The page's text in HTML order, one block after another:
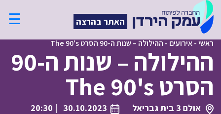
האתר בהרצה ☰
ראשי-אירועים - ההילולה – שנות ה-90 הסרט The 90's
ההילולה – שנות ה-90
הסרט The 90's
אולם 3 בית גבריאל 30.10.2023
| 20:30